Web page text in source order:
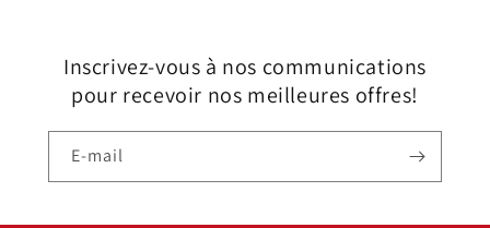
Inscrivez-vous à nos communications
pour recevoir nos meilleures offres!
E-mail